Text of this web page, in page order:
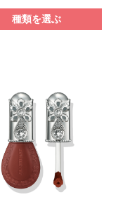
種類を選ぶ